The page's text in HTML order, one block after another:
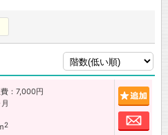
：7,000円
2
お